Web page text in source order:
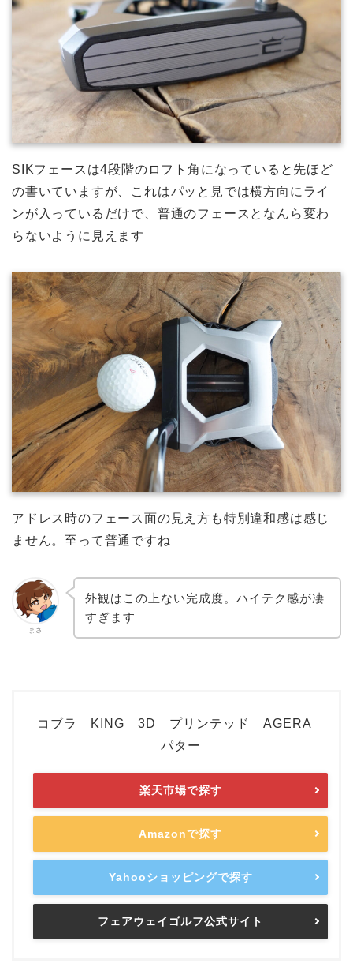
SIKフェースは4段階のロフト角になっていると先ほど
の書いていますが、これはパッと見では横方向にライ
ンが入っているだけで、普通のフェースとなんら変わ
らないように見えます
アドレス時のフェース面の見え方も特別違和感は感じ
ません。至って普通ですね
まさ
外観はこの上ない完成度。ハイテク感が凄
すぎます
コブラ KING 3D プリンテッド AGERA
パター
Amazonで探す
楽天市場で探す
Yahooショッピングで探す
フェアウェイゴルフ公式サイト